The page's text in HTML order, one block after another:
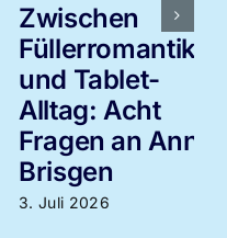
Zwischen
Füllerromantik
und Tablet-
Alltag: Acht
Fragen an Anne
Brisgen
3. Juli 2026